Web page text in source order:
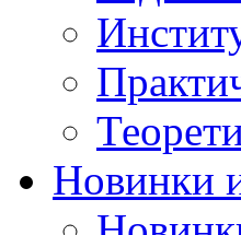
Новинки